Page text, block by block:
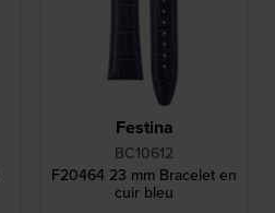
Festina
BC10612
F20464 23 mm Bracelet en
cuir bleu